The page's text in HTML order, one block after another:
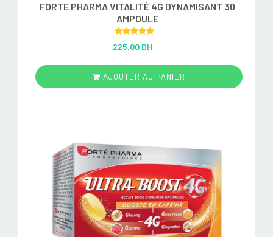
FORTE PHARMA VITALITÉ 4G DYNAMISANT 30
AMPOULE
out of 5
225.00 DH
AJOUTER AU PANIER